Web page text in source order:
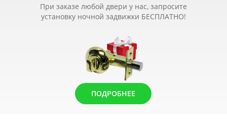
При заказе любой двери у нас, запросите
установку ночной задвижки БЕСПЛАТНО!
ПОДРОБНЕЕ